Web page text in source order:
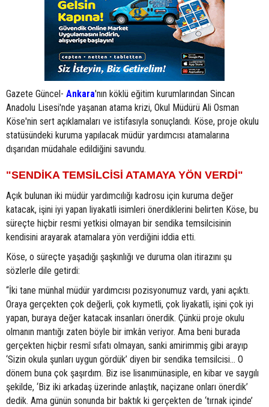
Gazete Güncel- Ankara'nın köklü eğitim kurumlarından Sincan
Anadolu Lisesi'nde yaşanan atama krizi, Okul Müdürü Ali Osman
Köse'nin sert açıklamaları ve istifasıyla sonuçlandı. Köse, proje okulu
statüsündeki kuruma yapılacak müdür yardımcısı atamalarına
dışarıdan müdahale edildiğini savundu.
"SENDİKA TEMSİLCİSİ ATAMAYA YÖN VERDİ"
Açık bulunan iki müdür yardımcılığı kadrosu için kuruma değer
katacak, işini iyi yapan liyakatli isimleri önerdiklerini belirten Köse, bu
süreçte hiçbir resmi yetkisi olmayan bir sendika temsilcisinin
kendisini arayarak atamalara yön verdiğini iddia etti.
Köse, o süreçte yaşadığı şaşkınlığı ve duruma olan itirazını şu
sözlerle dile getirdi:
“İki tane münhal müdür yardımcısı pozisyonumuz vardı, yani açıktı.
Oraya gerçekten çok değerli, çok kıymetli, çok liyakatli, işini çok iyi
yapan, buraya değer katacak insanları önerdik. Çünkü proje okulu
olmanın mantığı zaten böyle bir imkân veriyor. Ama beni burada
gerçekten hiçbir resmî sıfatı olmayan, sanki amirimmiş gibi arayıp
‘Sizin okula şunları uygun gördük’ diyen bir sendika temsilcisi… O
dönem buna çok şaşırdım. Biz ise lisanımünasiple, en kibar ve saygılı
şekilde, ‘Biz iki arkadaş üzerinde anlaştık, naçizane onları önerdik’
dedik. Ama günün sonunda bir baktık ki gerçekten de ‘tırnak içinde’